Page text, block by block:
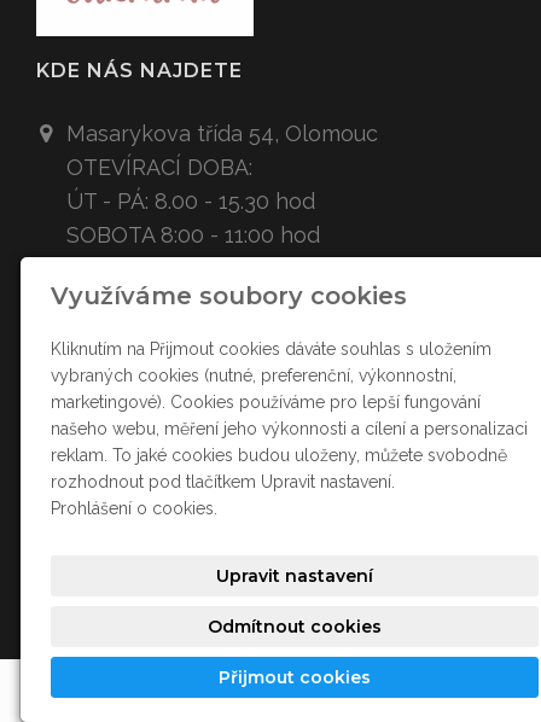
KDE NÁS NAJDETE
Masarykova třída 54, Olomouc
OTEVÍRACÍ DOBA:
ÚT - PÁ: 8.00 - 15.30 hod
SOBOTA 8:00 - 11:00 hod
KONTAKT
ztracenacukrarna@seznam.cz
+420607 778 008
SOCIÁLNÍ SÍTĚ
Využíváme soubory cookies
Kliknutím na Přijmout cookies dáváte souhlas s uložením
vybraných cookies (nutné, preferenční, výkonnostní,
marketingové). Cookies používáme pro lepší fungování
našeho webu, měření jeho výkonnosti a cílení a personalizaci
reklam. To jaké cookies budou uloženy, můžete svobodně
rozhodnout pod tlačítkem Upravit nastavení.
Prohlášení o cookies.
Upravit nastavení
Odmítnout cookies
Přijmout cookies